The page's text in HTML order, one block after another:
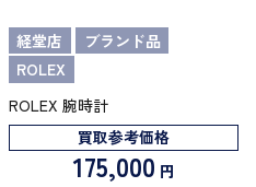
経堂店
ブランド品
ROLEX
ROLEX 腕時計
買取参考価格
175,000 円